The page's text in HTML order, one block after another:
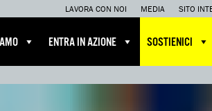
LAVORA CON NOI MEDIA SITO
ENTRA IN AZIONE SOSTIENICI